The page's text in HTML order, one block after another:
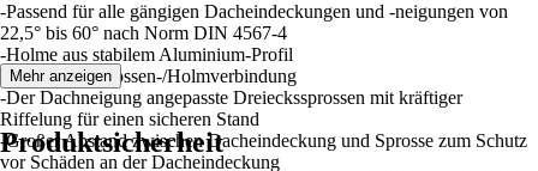
-Passend für alle gängigen Dacheindeckungen und -neigungen von
22,5° bis 60° nach Norm DIN 4567-4
-Holme aus stabilem Aluminium-Profil
-Hochfeste Sprossen-/Holmverbindung
-Der Dachneigung angepasste Dreieckssprossen mit kräftiger
Riffelung für einen sicheren Stand
-Großer Abstand zwischen Dacheindeckung und Sprosse zum Schutz
vor Schäden an der Dacheindeckung
Mehr anzeigen
Produktsicherheit